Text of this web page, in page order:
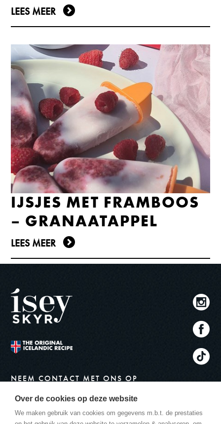
LEES MEER
IJSJES MET FRAMBOOS
– GRANAATAPPEL
LEES MEER
NEEM CONTACT MET ONS OP
ADRES
Skyr Nederland B.V.
Over de cookies op deze website
We maken gebruik van cookies om gegevens m.b.t. de prestaties